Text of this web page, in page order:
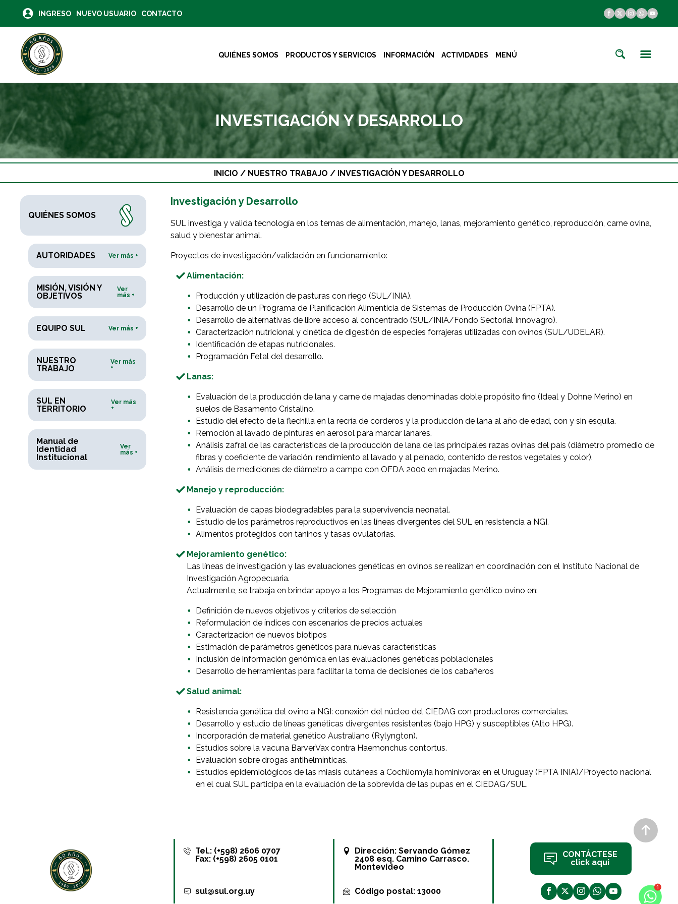
INGRESO NUEVO USUARIO CONTACTO
QUIÉNES SOMOS PRODUCTOS Y SERVICIOS INFORMACIÓN ACTIVIDADES MENÚ
INVESTIGACIÓN Y DESARROLLO
INICIO / NUESTRO TRABAJO / INVESTIGACIÓN Y DESARROLLO
QUIÉNES SOMOS
AUTORIDADES Ver más +
MISIÓN, VISIÓN Y
OBJETIVOS
Ver
más +
EQUIPO SUL Ver más +
NUESTRO
TRABAJO
Ver más
+
SUL EN
TERRITORIO
Ver más
+
Manual de
Identidad
Institucional
Ver
más +
Investigación y Desarrollo
SUL investiga y valida tecnología en los temas de alimentación, manejo, lanas, mejoramiento genético, reproducción, carne ovina,
salud y bienestar animal.
Proyectos de investigación/validación en funcionamiento:
Alimentación:
Producción y utilización de pasturas con riego (SUL/INIA).
Desarrollo de un Programa de Planificación Alimenticia de Sistemas de Producción Ovina (FPTA).
Desarrollo de alternativas de libre acceso al concentrado (SUL/INIA/Fondo Sectorial Innovagro).
Caracterización nutricional y cinética de digestión de especies forrajeras utilizadas con ovinos (SUL/UDELAR).
Identificación de etapas nutricionales.
Programación Fetal del desarrollo.
Lanas:
Evaluación de la producción de lana y carne de majadas denominadas doble propósito fino (Ideal y Dohne Merino) en
suelos de Basamento Cristalino.
Estudio del efecto de la flechilla en la recría de corderos y la producción de lana al año de edad, con y sin esquila.
Remoción al lavado de pinturas en aerosol para marcar lanares.
Análisis zafral de las características de la producción de lana de las principales razas ovinas del país (diámetro promedio de
fibras y coeficiente de variación, rendimiento al lavado y al peinado, contenido de restos vegetales y color).
Análisis de mediciones de diámetro a campo con OFDA 2000 en majadas Merino.
Manejo y reproducción:
Evaluación de capas biodegradables para la supervivencia neonatal.
Estudio de los parámetros reproductivos en las líneas divergentes del SUL en resistencia a NGI.
Alimentos protegidos con taninos y tasas ovulatorias.
Mejoramiento genético:
Las líneas de investigación y las evaluaciones genéticas en ovinos se realizan en coordinación con el Instituto Nacional de
Investigación Agropecuaria.
Actualmente, se trabaja en brindar apoyo a los Programas de Mejoramiento genético ovino en:
Definición de nuevos objetivos y criterios de selección
Reformulación de índices con escenarios de precios actuales
Caracterización de nuevos biotipos
Estimación de parámetros genéticos para nuevas características
Inclusión de información genómica en las evaluaciones genéticas poblacionales
Desarrollo de herramientas para facilitar la toma de decisiones de los cabañeros
Salud animal:
Resistencia genética del ovino a NGI: conexión del núcleo del CIEDAG con productores comerciales.
Desarrollo y estudio de líneas genéticas divergentes resistentes (bajo HPG) y susceptibles (Alto HPG).
Incorporación de material genético Australiano (Rylyngton).
Estudios sobre la vacuna BarverVax contra Haemonchus contortus.
Evaluación sobre drogas antihelmínticas.
Estudios epidemiológicos de las miasis cutáneas a Cochliomyia hominivorax en el Uruguay (FPTA INIA)/Proyecto nacional
en el cual SUL participa en la evaluación de la sobrevida de las pupas en el CIEDAG/SUL.
Tel.: (+598) 2606 0707
Fax: (+598) 2605 0101
Dirección:Servando Gómez
2408 esq. Camino Carrasco.
Montevideo
sul@sul.org.uy Código postal: 13000
CONTÁCTESE
click aqui